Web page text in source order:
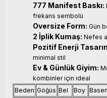
777 Manifest Baskı:
frekans sembolü
Oversize Form: Gün
2 İplik Kumaş: Nefes
Pozitif Enerji
minimal stil
Ev & Günlük Giyim:
kombinler için ideal
Beden Göğüs Bel Boy Basen